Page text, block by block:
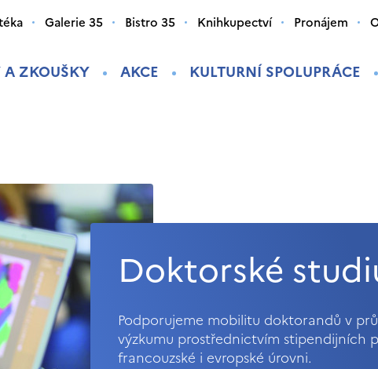
A ZKOUŠKY AKCE KULTURNÍ SPOLUPRÁCE
Galerie 35 Bistro 35 Knihkupectví Pronájem
Doktorské
Podporujeme mobilitu doktorandů v
výzkumu prostřednictvím stipendijních
francouzské i evropské úrovni.